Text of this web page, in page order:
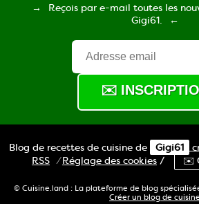
Reçois par e-mail toutes les
Gigi61.
Blog de recettes de cuisine de Gigi61
RSS ⁄Réglage des cookies / ✉️
© Cuisine.land : La plateforme de blog
Créer un blog de